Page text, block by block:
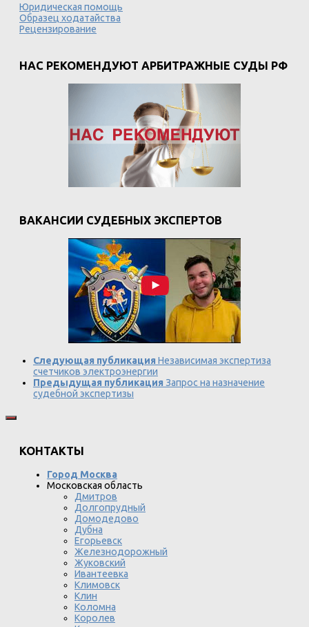
Юридическая помощь
Образец ходатайства
Рецензирование
НАС РЕКОМЕНДУЮТ АРБИТРАЖНЫЕ СУДЫ РФ
ВАКАНСИИ СУДЕБНЫХ ЭКСПЕРТОВ
Следующая публикация Независимая экспертиза
счетчиков электроэнергии
Предыдущая публикация Запрос на назначение
судебной экспертизы
КОНТАКТЫ
Город Москва
Московская область
Дмитров
Долгопрудный
Домодедово
Дубна
Егорьевск
Железнодорожный
Жуковский
Ивантеевка
Климовск
Клин
Коломна
Королев